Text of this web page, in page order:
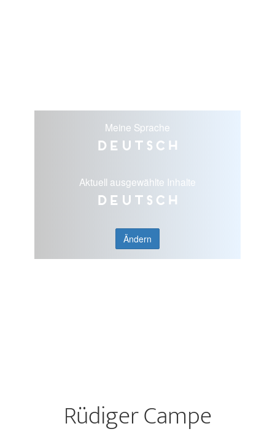
Meine Sprache
Deutsch
Aktuell ausgewählte Inhalte
Deutsch
Ändern
Rüdiger Campe